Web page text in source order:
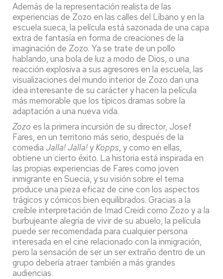
Además de la representación realista de las
experiencias de Zozo en las calles del Líbano y en la
escuela sueca, la película está sazonada de una capa
extra de fantasía en forma de creaciones de la
imaginación de Zozo. Ya se trate de un pollo
hablando, una bola de luz a modo de Dios, o una
reacción explosiva a sus agresores en la escuela, las
visualizaciones del mundo interior de Zozo dan una
idea interesante de su carácter y hacen la película
más memorable que los típicos dramas sobre la
adaptación a una nueva vida.
Zozo es la primera incursión de su director, Josef
Fares, en un territorio más serio, después de la
comedia Jalla! Jalla!yKopps, y como en ellas,
obtiene un cierto éxito. La historia está inspirada en
las propias experiencias de Fares como joven
inmigrante en Suecia, y su visión sobre el tema
produce una pieza eficaz de cine con los aspectos
trágicos y cómicos bien equilibrados. Gracias a la
creíble interpretación de Imad Creidi como Zozo y a la
burbujeante alegría de vivir de su abuelo, la película
puede ser recomendada para cualquier persona
interesada en el cine relacionado con la inmigración,
pero la sensación de ser un ser extraño dentro de un
grupo debería atraer también a más grandes
audiencias.